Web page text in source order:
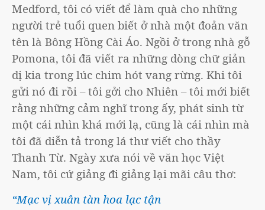
Medford, tôi có viết để làm quà cho những
người trẻ tuổi quen biết ở nhà một đoản văn
tên là Bông Hồng Cài Áo. Ngồi ở trong nhà gỗ
Pomona, tôi đã viết ra những dòng chữ giản
dị kia trong lúc chim hót vang rừng. Khi tôi
gửi nó đi rồi – tôi gởi cho Nhiên – tôi mới biết
rằng những cảm nghĩ trong ấy, phát sinh từ
một cái nhìn khá mới lạ, cũng là cái nhìn mà
tôi đã diễn tả trong lá thư viết cho thầy
Thanh Từ. Ngày xưa nói về văn học Việt
Nam, tôi cứ giảng đi giảng lại mãi câu thơ:
“Mạc vị xuân tàn hoa lạc tận